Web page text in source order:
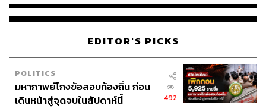
EDITOR'S PICKS
POLITICS
มหากาพย์โกงข้อสอบท้องถิ่น ก่อน
เดินหน้าสู่จุดจบในสัปดาห์นี้
492